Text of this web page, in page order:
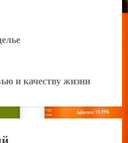
и качеству жизни